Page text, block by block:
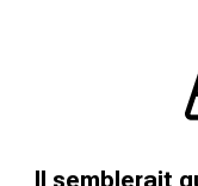
pas d'acheter des
uniquement à
Où acheter des
Il semblerait